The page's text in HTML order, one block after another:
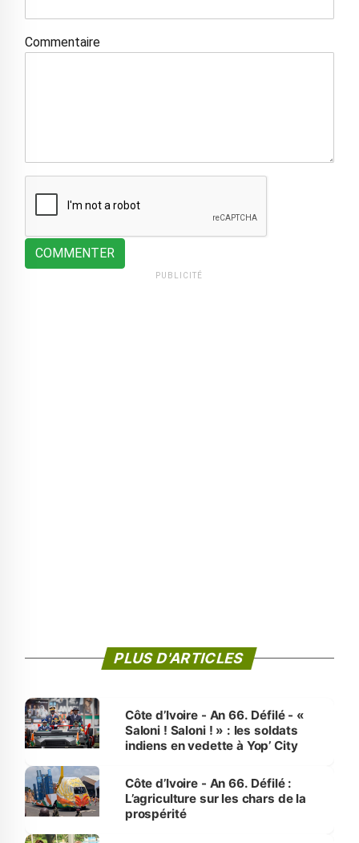
Commentaire
COMMENTER
PUBLICITÉ
PLUS D'ARTICLES
Côte d’Ivoire - An 66. Défilé - «
Saloni ! Saloni ! » : les soldats
indiens en vedette à Yop’ City
Côte d’Ivoire - An 66. Défilé :
L’agriculture sur les chars de la
prospérité